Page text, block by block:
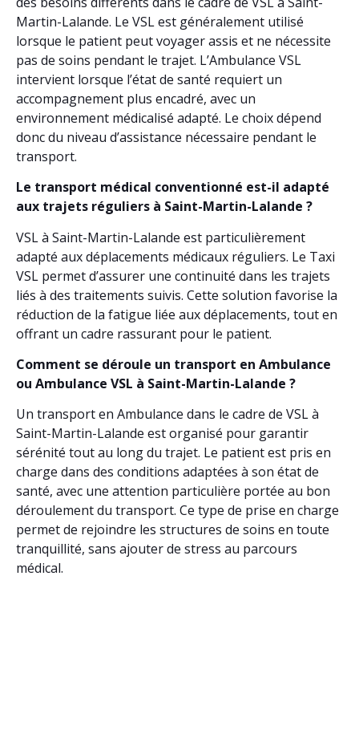
Martin-Lalande. Le VSL est généralement utilisé
lorsque le patient peut voyager assis et ne nécessite
pas de soins pendant le trajet. L’Ambulance VSL
intervient lorsque l’état de santé requiert un
accompagnement plus encadré, avec un
environnement médicalisé adapté. Le choix dépend
donc du niveau d’assistance nécessaire pendant le
transport.
Le transport médical conventionné est-il adapté
aux trajets réguliers à Saint-Martin-Lalande ?
VSL à Saint-Martin-Lalande est particulièrement
adapté aux déplacements médicaux réguliers. Le Taxi
VSL permet d’assurer une continuité dans les trajets
liés à des traitements suivis. Cette solution favorise la
réduction de la fatigue liée aux déplacements, tout en
offrant un cadre rassurant pour le patient.
Comment se déroule un transport en Ambulance
ou Ambulance VSL à Saint-Martin-Lalande ?
Un transport en Ambulance dans le cadre de VSL à
Saint-Martin-Lalande est organisé pour garantir
sérénité tout au long du trajet. Le patient est pris en
charge dans des conditions adaptées à son état de
santé, avec une attention particulière portée au bon
déroulement du transport. Ce type de prise en charge
permet de rejoindre les structures de soins en toute
tranquillité, sans ajouter de stress au parcours
médical.